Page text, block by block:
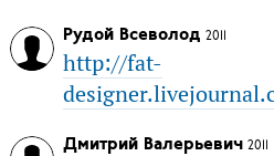
Рудой Всеволод 2011
http://fat-
Дмитрий Валерьевич 2011